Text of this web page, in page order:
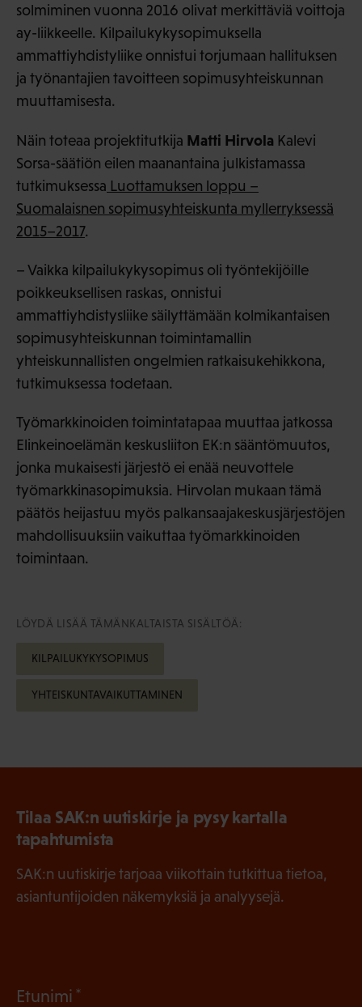
solmiminen vuonna 2016 olivat merkittäviä voittoja
ay-liikkeelle. Kilpailukykysopimuksella
ammattiyhdistyliike onnistui torjumaan hallituksen
ja työnantajien tavoitteen sopimusyhteiskunnan
muuttamisesta.
Näin toteaa projektitutkija Matti Hirvola Kalevi
Sorsa-säätiön eilen maanantaina julkistamassa
tutkimuksessa Luottamuksen loppu –
Suomalaisnen sopimusyhteiskunta myllerryksessä
2015–2017.
– Vaikka kilpailukykysopimus oli työntekijöille
poikkeuksellisen raskas, onnistui
ammattiyhdistysliike säilyttämään kolmikantaisen
sopimusyhteiskunnan toimintamallin
yhteiskunnallisten ongelmien ratkaisukehikkona,
tutkimuksessa todetaan.
Työmarkkinoiden toimintatapaa muuttaa jatkossa
Elinkeinoelämän keskusliiton EK:n sääntömuutos,
jonka mukaisesti järjestö ei enää neuvottele
työmarkkinasopimuksia. Hirvolan mukaan tämä
päätös heijastuu myös palkansaajakeskusjärjestöjen
mahdollisuuksiin vaikuttaa työmarkkinoiden
toimintaan.
LÖYDÄ LISÄÄ TÄMÄNKALTAISTA SISÄLTÖÄ:
KILPAILUKYKYSOPIMUS
YHTEISKUNTAVAIKUTTAMINEN
Tilaa SAK:n uutiskirje ja pysy kartalla
tapahtumista
SAK:n uutiskirje tarjoaa viikottain tutkittua tietoa,
asiantuntijoiden näkemyksiä ja analyysejä.
Etunimi